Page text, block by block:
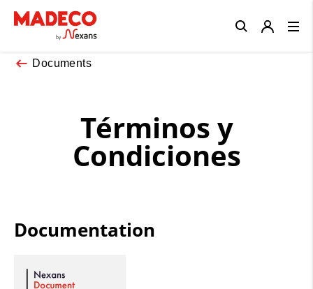
Documents
Términos y
Condiciones
Documentation
Close